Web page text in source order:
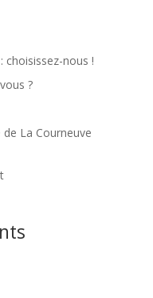
choisissez-nous !
?
La Courneuve